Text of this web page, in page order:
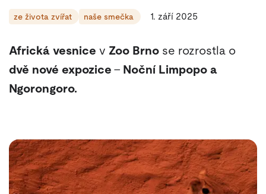
ze života zvířat naše smečka 1. září 2025
Africká vesnice v Zoo Brno se rozrostla o
dvě nové expozice – Noční Limpopo a
Ngorongoro.